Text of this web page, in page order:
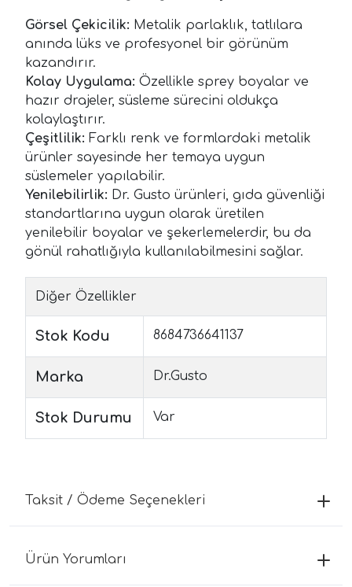
Görsel Çekicilik: Metalik parlaklık, tatlılara
anında lüks ve profesyonel bir görünüm
kazandırır.
Kolay Uygulama: Özellikle sprey boyalar ve
hazır drajeler, süsleme sürecini oldukça
kolaylaştırır.
Çeşitlilik: Farklı renk ve formlardaki metalik
ürünler sayesinde her temaya uygun
süslemeler yapılabilir.
Yenilebilirlik: Dr. Gusto ürünleri, gıda güvenliği
standartlarına uygun olarak üretilen
yenilebilir boyalar ve şekerlemelerdir, bu da
gönül rahatlığıyla kullanılabilmesini sağlar.
Diğer Özellikler
Stok Kodu 8684736641137
Marka Dr.Gusto
Stok Durumu Var
Taksit / Ödeme Seçenekleri
Ürün Yorumları